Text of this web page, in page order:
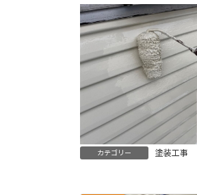
カテゴリー 塗装工事